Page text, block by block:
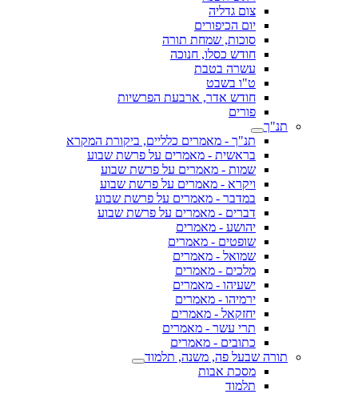
צום גדליה
יום הכיפורים
סוכות, שמחת תורה
חודש כסלו, חנוכה
עשרה בטבת
ט"ו בשבט
חודש אדר, ארבעת הפרשיות
פורים
תנ"ך
תנ"ך - מאמרים כלליים, ביקורת המקרא
בראשית - מאמרים על פרשת שבוע
שמות - מאמרים על פרשת שבוע
ויקרא - מאמרים על פרשת שבוע
במדבר - מאמרים על פרשת שבוע
דברים - מאמרים על פרשת שבוע
יהושע - מאמרים
שופטים - מאמרים
שמואל - מאמרים
מלכים - מאמרים
ישעיהו - מאמרים
ירמיהו - מאמרים
יחזקאל - מאמרים
תרי עשר - מאמרים
כתובים - מאמרים
תורה שבעל פה, משנה, תלמוד
מסכת אבות
תלמוד